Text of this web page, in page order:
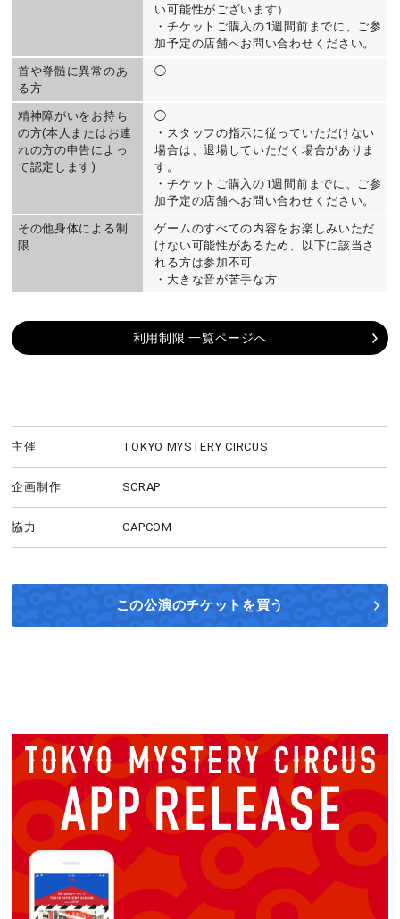
い可能性がございます）
・チケットご購入の1週間前までに、ご参
加予定の店舗へお問い合わせください。
首や脊髄に異常のあ
る方
◯
精神障がいをお持ち
の方(本人またはお連
れの方の申告によっ
て認定します)
◯
・スタッフの指示に従っていただけない
場合は、退場していただく場合がありま
す。
・チケットご購入の1週間前までに、ご参
加予定の店舗へお問い合わせください。
その他身体による制
限
ゲームのすべての内容をお楽しみいただ
けない可能性があるため、以下に該当さ
れる方は参加不可
・大きな音が苦手な方
利用制限 一覧ページへ
主催 TOKYO MYSTERY CIRCUS
企画制作 SCRAP
協力 CAPCOM
この公演のチケットを買う